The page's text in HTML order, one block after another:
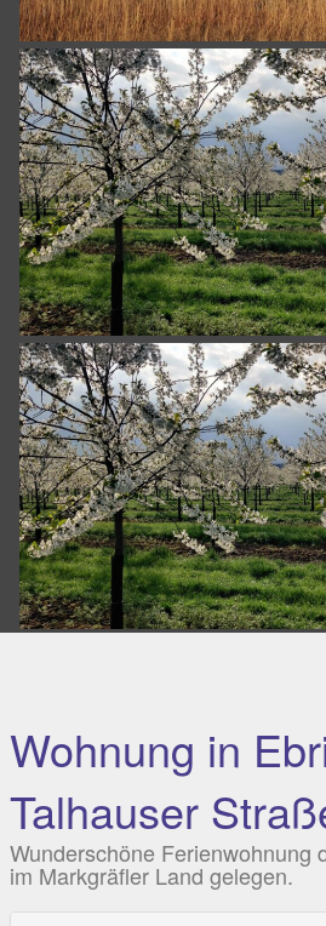
Wohnung in
Talhauser
Wunderschöne Ferienwohnung
im Markgräfler Land gelegen.